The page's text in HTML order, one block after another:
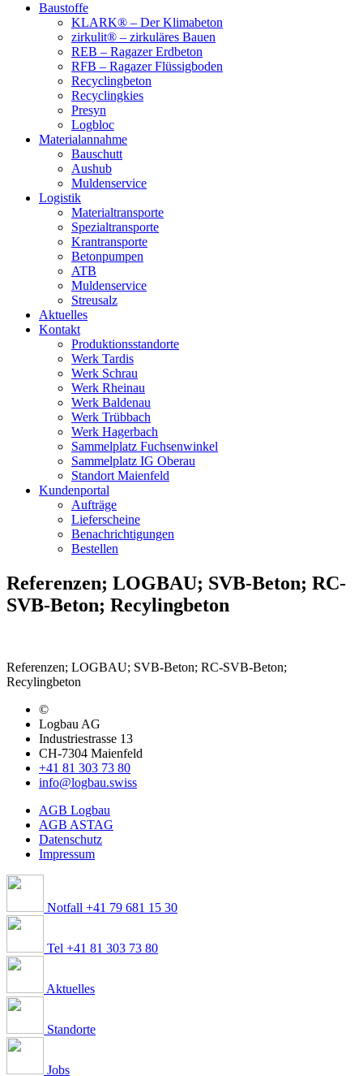
Baustoffe
KLARK® – Der Klimabeton
zirkulit® – zirkuläres Bauen
REB – Ragazer Erdbeton
RFB – Ragazer Flüssigboden
Recyclingbeton
Recyclingkies
Presyn
Logbloc
Materialannahme
Bauschutt
Aushub
Muldenservice
Logistik
Materialtransporte
Spezialtransporte
Krantransporte
Betonpumpen
ATB
Muldenservice
Streusalz
Aktuelles
Kontakt
Produktionsstandorte
Werk Tardis
Werk Schrau
Werk Rheinau
Werk Baldenau
Werk Trübbach
Werk Hagerbach
Sammelplatz Fuchsenwinkel
Sammelplatz IG Oberau
Standort Maienfeld
Kundenportal
Aufträge
Lieferscheine
Benachrichtigungen
Bestellen
Referenzen; LOGBAU; SVB-Beton; RC-
SVB-Beton; Recylingbeton
Referenzen; LOGBAU; SVB-Beton; RC-SVB-Beton;
Recylingbeton
©
Logbau AG
Industriestrasse 13
CH-7304 Maienfeld
+41 81 303 73 80
info@logbau.swiss
AGB Logbau
AGB ASTAG
Datenschutz
Impressum
Notfall +41 79 681 15 30
Tel +41 81 303 73 80
Aktuelles
Standorte
Jobs